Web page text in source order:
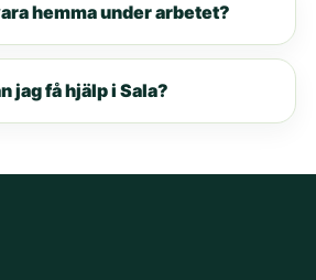
hemma under arbetet?
jag få hjälp i Sala?